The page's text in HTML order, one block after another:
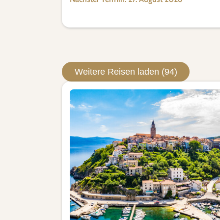
Weitere Reisen laden (94)